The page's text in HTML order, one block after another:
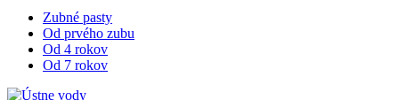
Zubné pasty
Od prvého zubu
Od 4 rokov
Od 7 rokov